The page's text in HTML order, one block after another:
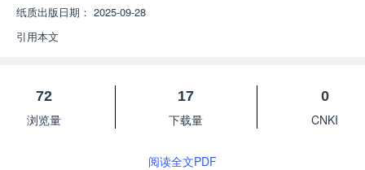
纸质出版日期： 2025-09-28
引用本文
72
浏览量
17
下载量
0
CNKI
阅读全文PDF